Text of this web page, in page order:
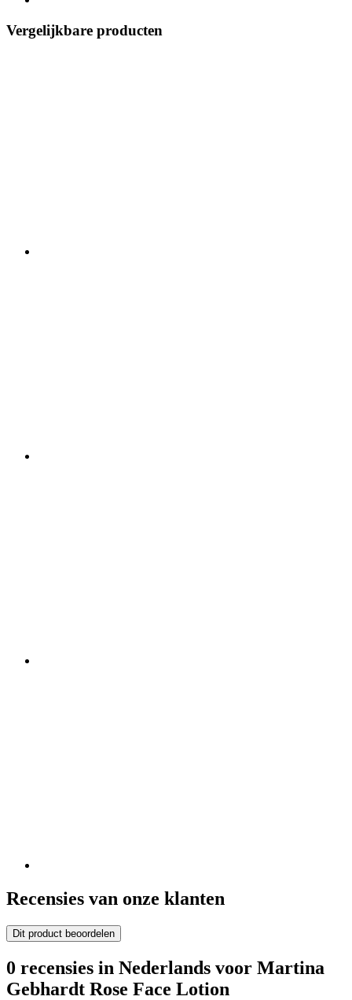
Vergelijkbare producten
Recensies van onze klanten
Dit product beoordelen
0 recensies in Nederlands voor Martina
Gebhardt Rose Face Lotion